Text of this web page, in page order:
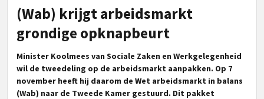
(Wab) krijgt arbeidsmarkt
grondige opknapbeurt
Minister Koolmees van Sociale Zaken en Werkgelegenheid
wil de tweedeling op de arbeidsmarkt aanpakken. Op 7
november heeft hij daarom de Wet arbeidsmarkt in balans
(Wab) naar de Tweede Kamer gestuurd. Dit pakket